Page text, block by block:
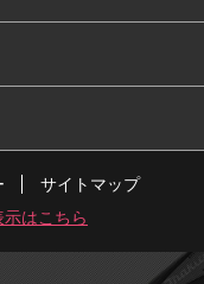
サイトマップ
はこちら